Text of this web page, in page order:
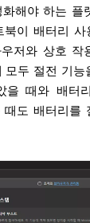
이 배터리 사
저와 상호 작
모두 절전 기능
을 때와 배터
도 배터리를